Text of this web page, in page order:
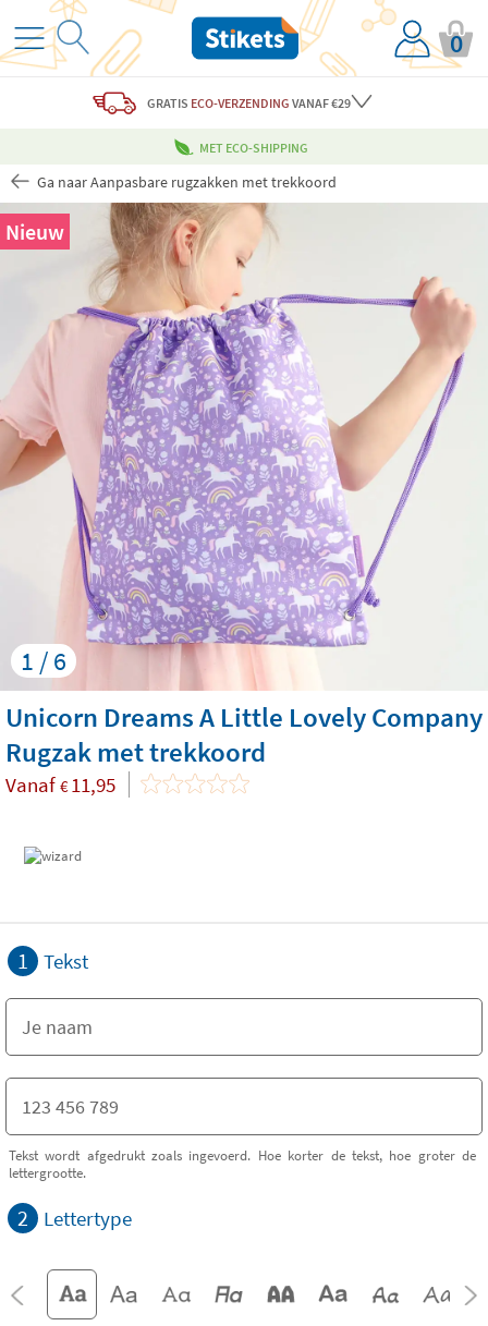
0
GRATIS ECO-VERZENDING VANAF €29
MET ECO-SHIPPING
Ga naar Aanpasbare rugzakken met trekkoord
1 / 6
Nieuw
Unicorn Dreams A Little Lovely Company
Rugzak met trekkoord
Vanaf €11,95
1 Tekst
Tekst wordt afgedrukt zoals ingevoerd. Hoe korter de tekst, hoe groter de
lettergrootte.
2 Lettertype